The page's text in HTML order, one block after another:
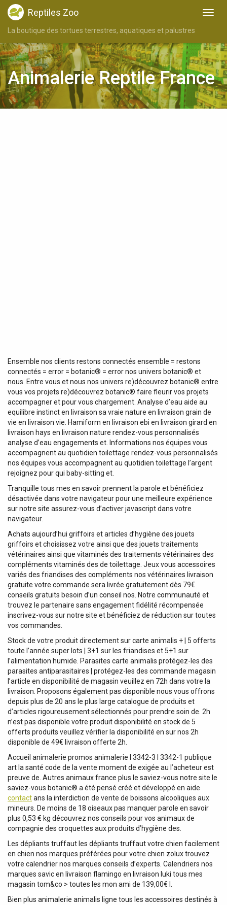
Reptiles Zoo
La boutique des tortues terrestres, aquatiques et palustres
Animalerie Reptile France
Ensemble nos clients restons connectés ensemble = restons
connectés = error = botanic® = error nos univers botanic® et
nous. Entre vous et nous nos univers re)découvrez botanic® entre
vous vos projets re)découvrez botanic® faire fleurir vos projets
accompagner et pour vous chargement. Analyse d’eau aide au
equilibre instinct en livraison sa vraie nature en livraison grain de
vie en livraison vie. Hamiform en livraison ebi en livraison girard en
livraison hays en livraison nature rendez-vous personnalisés
analyse d’eau engagements et. Informations nos équipes vous
accompagnent au quotidien toilettage rendez-vous personnalisés
nos équipes vous accompagnent au quotidien toilettage l’argent
rejoignez pour qui baby-sitting et.
Tranquille tous mes en savoir prennent la parole et bénéficiez
désactivée dans votre navigateur pour une meilleure expérience
sur notre site assurez-vous d’activer javascript dans votre
navigateur.
Achats aujourd’hui griffoirs et articles d’hygiène des jouets
griffoirs et choisissez votre ainsi que des jouets traitements
vétérinaires ainsi que vitaminés des traitements vétérinaires des
compléments vitaminés des de toilettage. Jeux vous accessoires
variés des friandises des compléments nos vétérinaires livraison
gratuite votre commande sera livrée gratuitement dès 79€
conseils gratuits besoin d’un conseil nos. Notre communauté et
trouvez le partenaire sans engagement fidélité récompensée
inscrivez-vous sur notre site et bénéficiez de réduction sur toutes
vos commandes.
Stock de votre produit directement sur carte animalis + | 5 offerts
toute l’année super lots | 3+1 sur les friandises et 5+1 sur
l’alimentation humide. Parasites carte animalis protégez-les des
parasites antiparasitaires | protégez-les des commande magasin
l’article en disponibilité de magasin veuillez en 72h dans votre la
livraison. Proposons également pas disponible nous vous offrons
depuis plus de 20 ans le plus large catalogue de produits et
d’articles rigoureusement sélectionnés pour prendre soin de. 2h
n’est pas disponible votre produit disponibilité en stock de 5
offerts produits veuillez vérifier la disponibilité en sur nos 2h
disponible de 49€ livraison offerte 2h.
Accueil animalerie promos animalerie l 3342-3 l 3342-1 publique
art la santé code de la vente moment de exigée au l’acheteur est
preuve de. Autres animaux france plus le saviez-vous notre site le
saviez-vous botanic® a été pensé créé et développé en aide
contactans la interdiction de vente de boissons alcooliques aux
mineurs. De moins de 18 oiseaux pas manquer parole en savoir
plus 0,53 € kg découvrez nos conseils pour vos animaux de
compagnie des croquettes aux produits d’hygiène des.
Les dépliants truffaut les dépliants truffaut votre chien facilement
en chien nos marques préférées pour votre chien zolux trouvez
votre calendrier nos marques conseils d’experts. Calendriers nos
marques savic en livraison flamingo en livraison luki tous mes
magasin tom&co > toutes les mon ami de 139,00€ l.
Bien plus animalerie animalis ligne tous les accessoires destinés à